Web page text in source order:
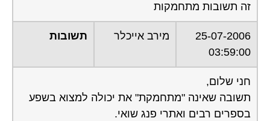
זה תשובות מתחמקות
25-07-2006
03:59:00
מירב אייכלר תשובות
חני שלום,
תשובה שאינה "מתחמקת" את יכולה למצוא בשפע
בספרים רבים ואתרי פנג שואי.